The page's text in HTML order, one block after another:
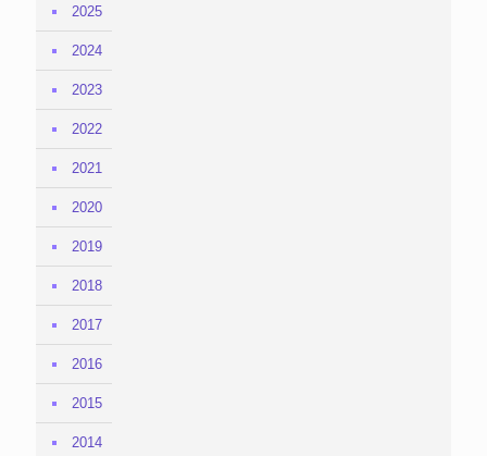
2025
2024
2023
2022
2021
2020
2019
2018
2017
2016
2015
2014